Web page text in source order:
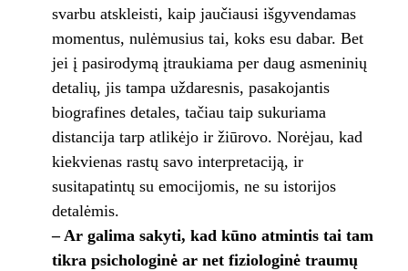
svarbu atskleisti, kaip jaučiausi išgyvendamas
momentus, nulėmusius tai, koks esu dabar. Bet
jei į pasirodymą įtraukiama per daug asmeninių
detalių, jis tampa uždaresnis, pasakojantis
biografines detales, tačiau taip sukuriama
distancija tarp atlikėjo ir žiūrovo. Norėjau, kad
kiekvienas rastų savo interpretaciją, ir
susitapatintų su emocijomis, ne su istorijos
detalėmis.
– Ar galima sakyti, kad kūno atmintis tai tam
tikra psichologinė ar net fiziologinė traumų